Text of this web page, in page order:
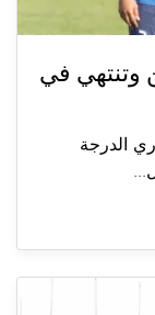
وتنتهي في
الدرجة